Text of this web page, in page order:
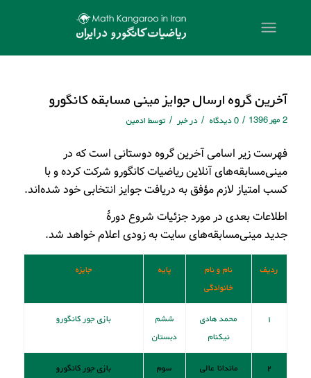
آخرین گروه ارسال جوایز مینی مسابقه‌ کانگورو
2 مهر 1396 / 0 دیدگاه / درخبر / توسط ادمین
فهرست زیر اسامی آخرین گروه دوستانی است که در
مینی‌مسابقه‌های آنلاین ریاضیات کانگورو شرکت کرده و با
کسب امتیاز لازم مؤفق به دریافت جوایز انتخابی خود شده‌اند.
اطلاعات بعدی در مورد جزئیات شروع دورهٔ
جدید مینی‌مسابقه‌های سایت به زودی اعلام خواهد شد.
ردیف
نام و نام
خانوادگی
پایه جایزه
۱
محمد هادی
نیکنام
ششم
دبستان
بازی جور کانگورو
۲
ماندانا عالی
سوم
بازی جور کانگورو